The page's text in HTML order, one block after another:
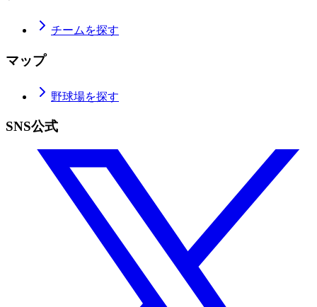
チームを探す
マップ
野球場を探す
SNS公式